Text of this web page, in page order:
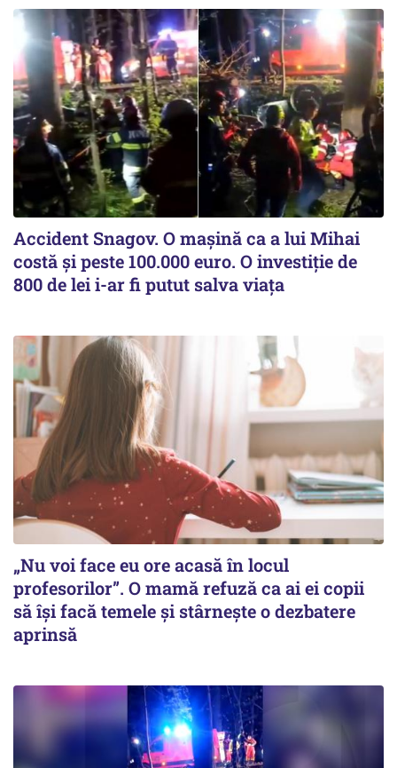
Accident Snagov. O mașină ca a lui Mihai
costă și peste 100.000 euro. O investiție de
800 de lei i-ar fi putut salva viața
„Nu voi face eu ore acasă în locul
profesorilor”. O mamă refuză ca ai ei copii
să își facă temele și stârnește o dezbatere
aprinsă